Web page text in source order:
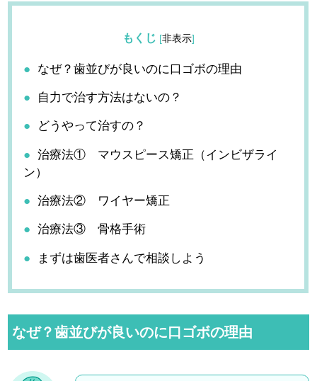
もくじ [非表示]
なぜ？歯並びが良いのに口ゴボの理由
自力で治す方法はないの？
どうやって治すの？
治療法① マウスピース矯正（インビザライ
ン）
治療法② ワイヤー矯正
治療法③ 骨格手術
まずは歯医者さんで相談しよう
なぜ？歯並びが良いのに口ゴボの理由